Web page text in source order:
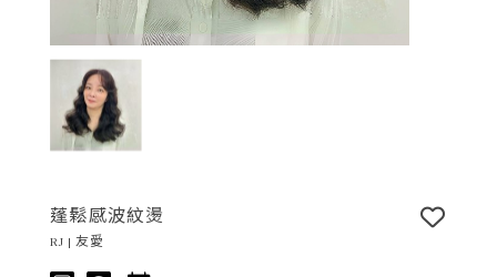
蓬鬆感波紋燙
RJ | 友愛